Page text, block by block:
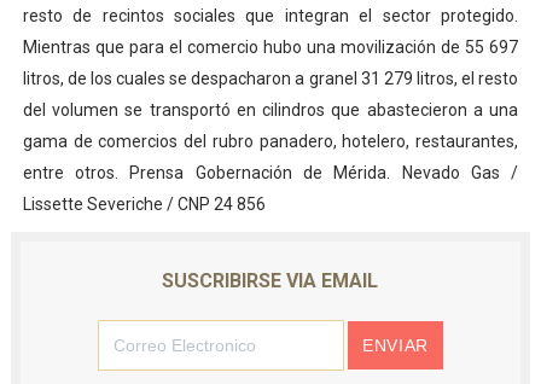
resto de recintos sociales que integran el sector protegido.
Mientras que para el comercio hubo una movilización de 55 697
litros, de los cuales se despacharon a granel 31 279 litros, el resto
del volumen se transportó en cilindros que abastecieron a una
gama de comercios del rubro panadero, hotelero, restaurantes,
entre otros. Prensa Gobernación de Mérida. Nevado Gas /
Lissette Severiche / CNP 24 856
SUSCRIBIRSE VIA EMAIL